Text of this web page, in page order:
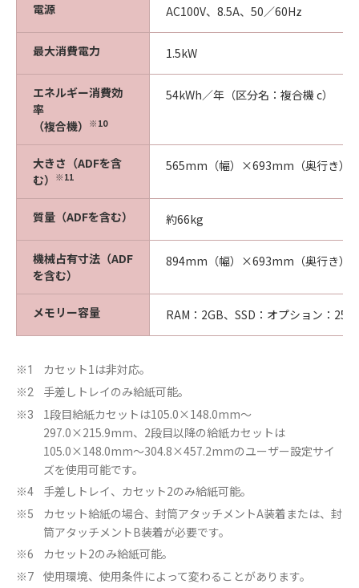
電源 AC100V、8.5A、50／60Hz
最大消費電力 1.5kW
エネルギー消費効
率
（複合機）
※10
54kWh／年（区分名：複合機 c）
大きさ（ADFを含
む）
※11
565mm（幅）×693mm（奥行き）
質量（ADFを含む） 約66kg
機械占有寸法（ADF
を含む）
894mm（幅）×693mm（奥行き）
メモリー容量 RAM：2GB、SSD：オプション：
※1 カセット1は非対応。
※2 手差しトレイのみ給紙可能。
※3
1段目給紙カセットは105.0×148.0mm～
297.0×215.9mm、2段目以降の給紙カセットは
105.0×148.0mm～304.8×457.2mmのユーザー設定サイ
ズを使用可能です。
※4 手差しトレイ、カセット2のみ給紙可能。
※5
カセット給紙の場合、封筒アタッチメントA装着または、封
筒アタッチメントB装着が必要です。
※6 カセット2のみ給紙可能。
※7 使用環境、使用条件によって変わることがあります。